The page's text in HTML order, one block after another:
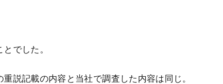
でした。
説記載の内容と当社で調査した内容は同じ。